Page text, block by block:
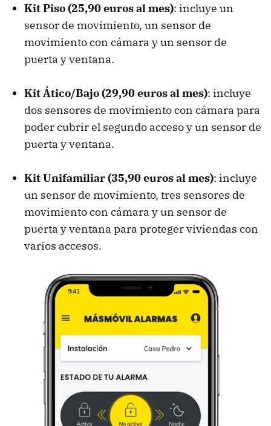
Kit Piso (25,90 euros al mes): incluye un
sensor de movimiento, un sensor de
movimiento con cámara y un sensor de
puerta y ventana.
Kit Ático/Bajo (29,90 euros al mes): incluye
dos sensores de movimiento con cámara para
poder cubrir el segundo acceso y un sensor de
puerta y ventana.
Kit Unifamiliar (35,90 euros al mes): incluye
un sensor de movimiento, tres sensores de
movimiento con cámara y un sensor de
puerta y ventana para proteger viviendas con
varios accesos.